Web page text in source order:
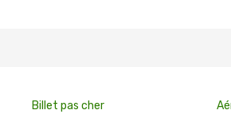
Billet pas cher